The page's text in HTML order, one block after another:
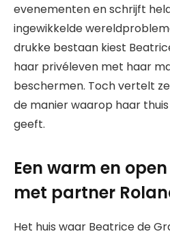
evenementen en schrijft
ingewikkelde
drukke bestaan kiest
haar privéleven met haar
beschermen. Toch vertelt
de manier waarop haar
geeft.
Een warm en
met partner
Het huis waar Beatrice de